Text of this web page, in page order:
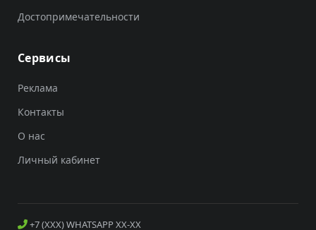
Достопримечательности
Сервисы
Реклама
Контакты
О нас
Личный кабинет
+7 (XXX) WHATSAPP XX-XX